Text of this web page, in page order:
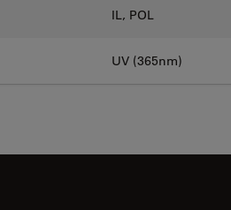
IL, POL
UV (365nm)